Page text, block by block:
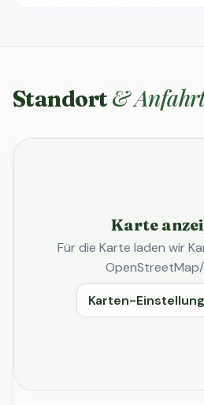
Standort &
Karte
Für die Karte laden wir
OpenStreetMap/
Karten-